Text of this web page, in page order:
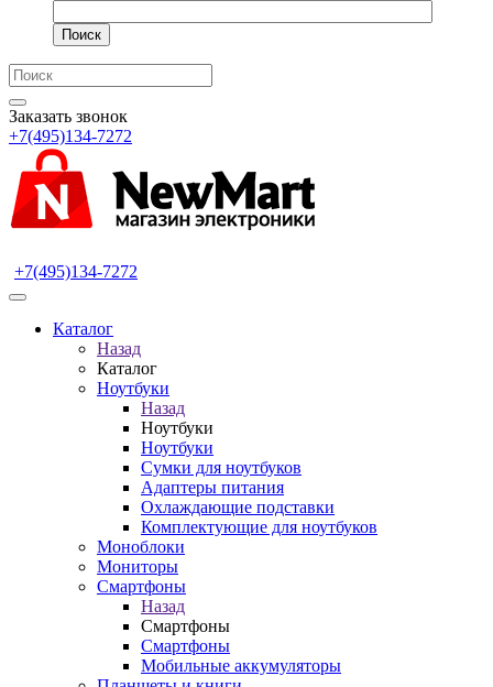
Поиск
Заказать звонок
+7(495)134-7272
+7(495)134-7272
Каталог
Назад
Каталог
Ноутбуки
Назад
Ноутбуки
Ноутбуки
Сумки для ноутбуков
Адаптеры питания
Охлаждающие подставки
Комплектующие для ноутбуков
Моноблоки
Мониторы
Смартфоны
Назад
Смартфоны
Смартфоны
Мобильные аккумуляторы